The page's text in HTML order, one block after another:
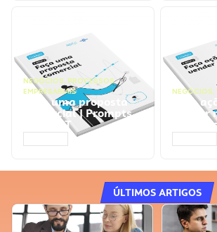
NEGÓCIOS, PROCESSOS
EMPRESARIAIS
Faça uma proposta
comercial | Prompts
ChatGPT
NEGÓCIOS,
Faça
vender
ÚLTIMOS ARTIGOS